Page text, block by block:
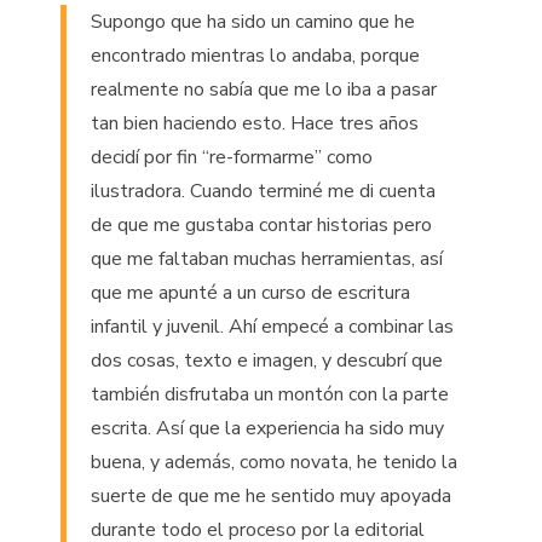
Supongo que ha sido un camino que he
encontrado mientras lo andaba, porque
realmente no sabía que me lo iba a pasar
tan bien haciendo esto. Hace tres años
decidí por fin “re-formarme” como
ilustradora. Cuando terminé me di cuenta
de que me gustaba contar historias pero
que me faltaban muchas herramientas, así
que me apunté a un curso de escritura
infantil y juvenil. Ahí empecé a combinar las
dos cosas, texto e imagen, y descubrí que
también disfrutaba un montón con la parte
escrita. Así que la experiencia ha sido muy
buena, y además, como novata, he tenido la
suerte de que me he sentido muy apoyada
durante todo el proceso por la editorial